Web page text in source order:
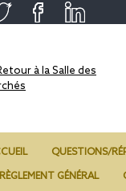
à la Salle des
QUESTIONS/
GÉNÉRAL